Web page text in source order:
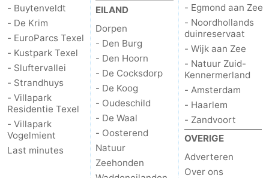
- Buytenveldt
- De Krim
- EuroParcs Texel
- Kustpark Texel
- Sluftervallei
- Strandhuys
- Villapark
Residentie Texel
- Villapark
Vogelmient
Last minutes
EILAND
Dorpen
- Den Burg
- Den Hoorn
- De Cocksdorp
- De Koog
- Oudeschild
- De Waal
- Oosterend
Natuur
Zeehonden
- Egmond aan Zee
- Noordhollands
duinreservaat
- Wijk aan Zee
- Natuur Zuid-
Kennermerland
- Amsterdam
- Haarlem
- Zandvoort
OVERIGE
Adverteren
Over ons